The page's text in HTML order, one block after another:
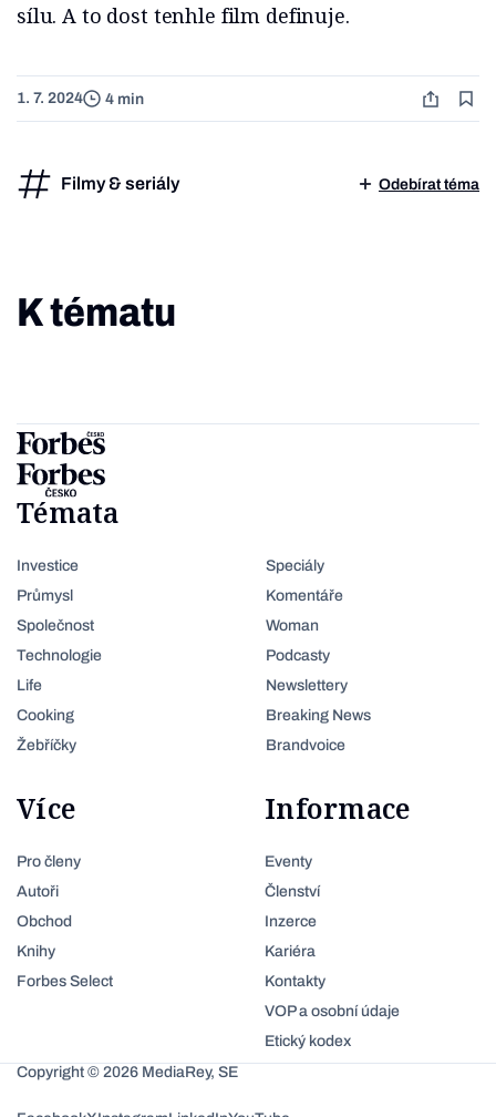
sílu. A to dost tenhle film definuje.
1. 7. 2024 4 min
Filmy & seriály Odebírat téma
K tématu
Témata
Investice
Průmysl
Společnost
Technologie
Life
Cooking
Žebříčky
Speciály
Komentáře
Woman
Podcasty
Newslettery
Breaking News
Brandvoice
Více
Pro členy
Autoři
Obchod
Knihy
Forbes Select
Informace
Eventy
Členství
Inzerce
Kariéra
Kontakty
VOP a osobní údaje
Etický kodex
Copyright © 2026 MediaRey, SE